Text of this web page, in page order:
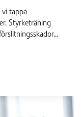
tappa
Styrketräning